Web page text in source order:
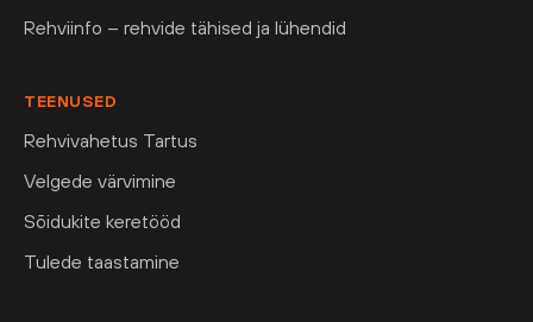
Rehviinfo – rehvide tähised ja lühendid
TEENUSED
Rehvivahetus Tartus
Velgede värvimine
Sõidukite keretööd
Tulede taastamine